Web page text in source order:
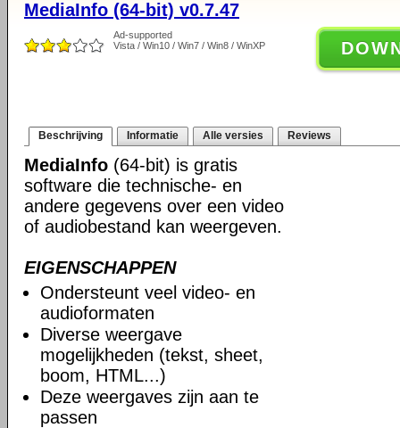
MediaInfo (64-bit) v0.7.47
Ad-supported
Vista / Win10 / Win7 / Win8 / WinXP
Beschrijving Informatie Alle versies Reviews
MediaInfo (64-bit) is gratis
software die technische- en
andere gegevens over een video
of audiobestand kan weergeven.
EIGENSCHAPPEN
Ondersteunt veel video- en
audioformaten
Diverse weergave
mogelijkheden (tekst, sheet,
boom, HTML...)
Deze weergaves zijn aan te
passen